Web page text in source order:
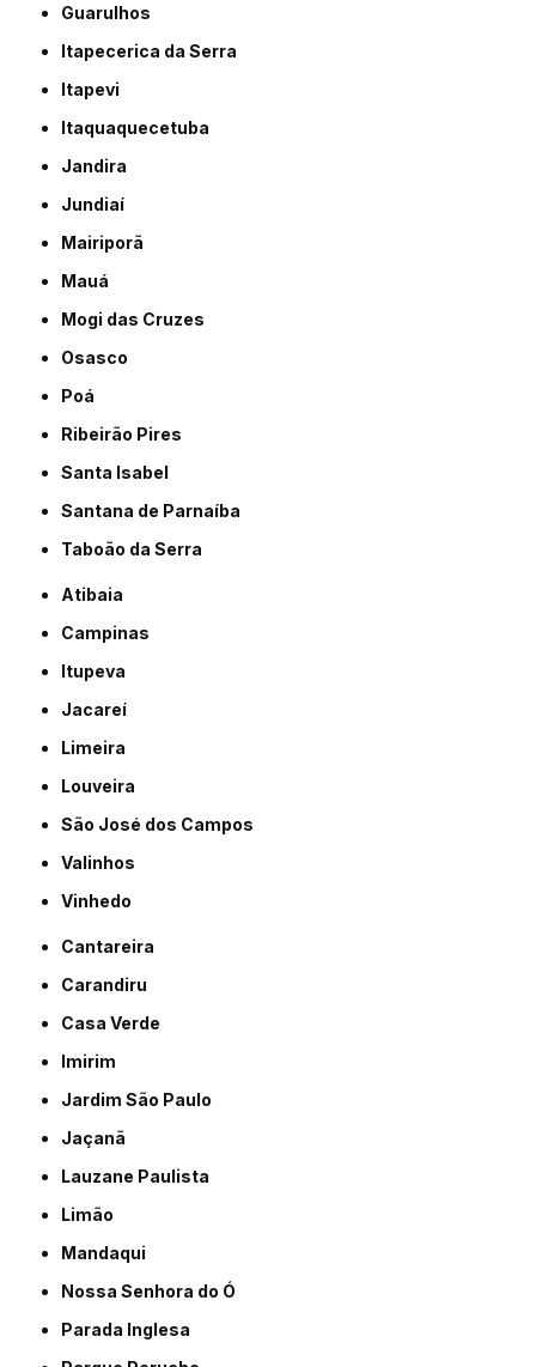
Guarulhos
Itapecerica da Serra
Itapevi
Itaquaquecetuba
Jandira
Jundiaí
Mairiporã
Mauá
Mogi das Cruzes
Osasco
Poá
Ribeirão Pires
Santa Isabel
Santana de Parnaíba
Taboão da Serra
Atibaia
Campinas
Itupeva
Jacareí
Limeira
Louveira
São José dos Campos
Valinhos
Vinhedo
Cantareira
Carandiru
Casa Verde
Imirim
Jardim São Paulo
Jaçanã
Lauzane Paulista
Limão
Mandaqui
Nossa Senhora do Ó
Parada Inglesa